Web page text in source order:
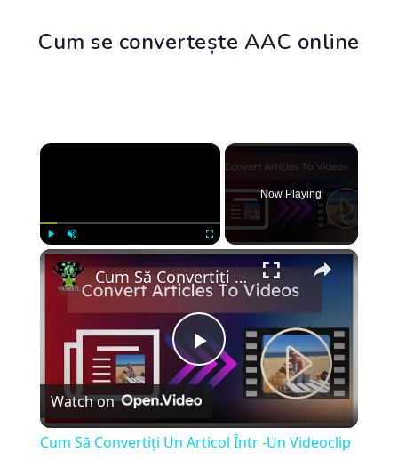
Cum se convertește AAC online
×
Play Unmute Fullscreen
Now Playing
×
Play
Video
Cum Să Convertiți Un Articol Într -Un Videoclip Gratuit Online?
Watch on
Cum Să Convertiți Un Articol Într -Un Videoclip